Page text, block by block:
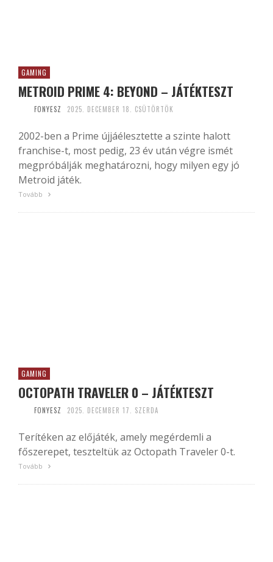
GAMING
METROID PRIME 4: BEYOND – JÁTÉKTESZT
FONYESZ 2025. DECEMBER 18. CSÜTÖRTÖK
2002-ben a Prime újjáélesztette a szinte halott
franchise-t, most pedig, 23 év után végre ismét
megpróbálják meghatározni, hogy milyen egy jó
Metroid játék.
Tovább
GAMING
OCTOPATH TRAVELER 0 – JÁTÉKTESZT
FONYESZ 2025. DECEMBER 17. SZERDA
Terítéken az előjáték, amely megérdemli a
főszerepet, teszteltük az Octopath Traveler 0-t.
Tovább